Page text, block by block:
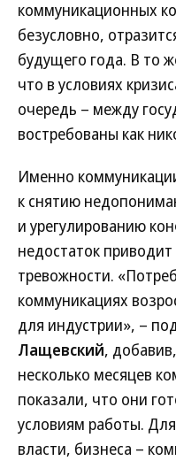
коммуникационных
безусловно,
будущего года. В то
что в условиях
очередь – между
востребованы как
Именно
к снятию
и урегулированию
недостаток приводит
тревожности.
коммуникациях
для индустрии», –
Лащевский,
несколько месяцев
показали, что они
условиям работы.
власти, бизнеса –